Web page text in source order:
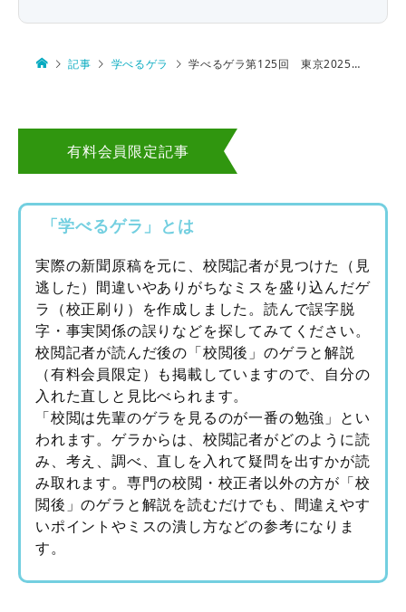
記事 学べるゲラ 学べるゲラ第125回 東京2025デフリンピック
有料会員限定記事
「学べるゲラ」とは
実際の新聞原稿を元に、校閲記者が見つけた（見
逃した）間違いやありがちなミスを盛り込んだゲ
ラ（校正刷り）を作成しました。読んで誤字脱
字・事実関係の誤りなどを探してみてください。
校閲記者が読んだ後の「校閲後」のゲラと解説
（有料会員限定）も掲載していますので、自分の
入れた直しと見比べられます。
「校閲は先輩のゲラを見るのが一番の勉強」とい
われます。ゲラからは、校閲記者がどのように読
み、考え、調べ、直しを入れて疑問を出すかが読
み取れます。専門の校閲・校正者以外の方が「校
閲後」のゲラと解説を読むだけでも、間違えやす
いポイントやミスの潰し方などの参考になりま
す。